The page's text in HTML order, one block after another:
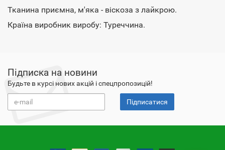
Тканина приємна, м'яка - віскоза з лайкрою.
Країна виробник виробу: Туреччина.
Підписка на новини
Будьте в курсі нових акцій і спецпропозицій!
Підписатися